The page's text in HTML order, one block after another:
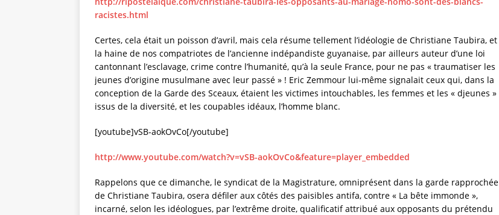
racistes.html
Certes, cela était un poisson d’avril, mais cela résume tellement l’idéologie de Christiane Taubira, et
la haine de nos compatriotes de l’ancienne indépandiste guyanaise, par ailleurs auteur d’une loi
cantonnant l’esclavage, crime contre l’humanité, qu’à la seule France, pour ne pas « traumatiser les
jeunes d’origine musulmane avec leur passé » ! Eric Zemmour lui-même signalait ceux qui, dans la
conception de la Garde des Sceaux, étaient les victimes intouchables, les femmes et les « djeunes »
issus de la diversité, et les coupables idéaux, l’homme blanc.
[youtube]vSB-aokOvCo[/youtube]
http://www.youtube.com/watch?v=vSB-aokOvCo&feature=player_embedded
Rappelons que ce dimanche, le syndicat de la Magistrature, omniprésent dans la garde rapprochée
de Christiane Taubira, osera défiler aux côtés des paisibles antifa, contre « La bête immonde »,
incarné, selon les idéologues, par l’extrême droite, qualificatif attribué aux opposants du prétendu